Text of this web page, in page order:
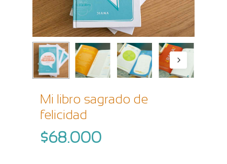
Mi libro sagrado de
felicidad
$68.000